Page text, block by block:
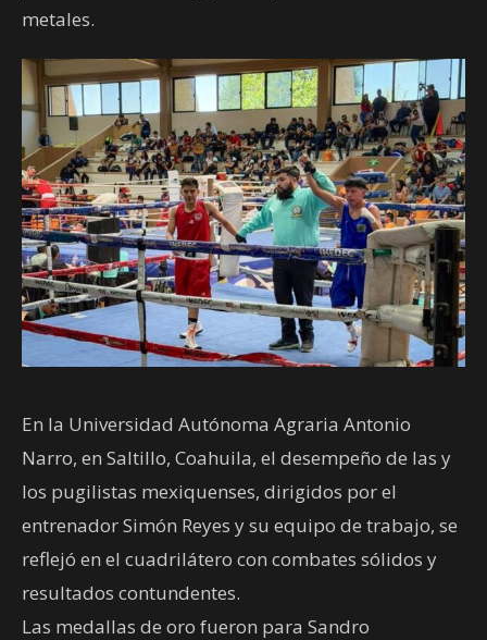
metales.
En la Universidad Autónoma Agraria Antonio
Narro, en Saltillo, Coahuila, el desempeño de las y
los pugilistas mexiquenses, dirigidos por el
entrenador Simón Reyes y su equipo de trabajo, se
reflejó en el cuadrilátero con combates sólidos y
resultados contundentes.
Las medallas de oro fueron para Sandro